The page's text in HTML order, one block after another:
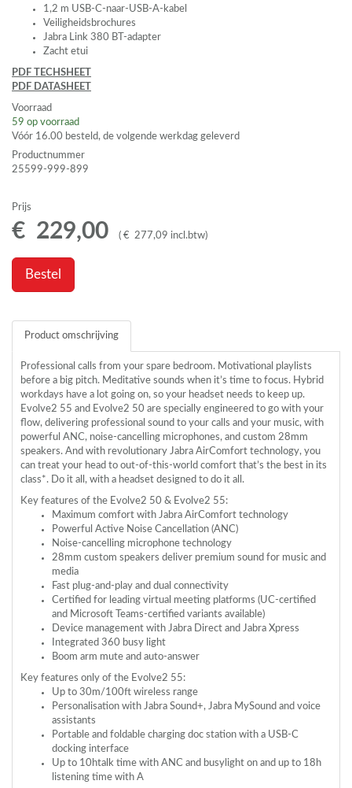
1,2 m USB-C-naar-USB-A-kabel
Veiligheidsbrochures
Jabra Link 380 BT-adapter
Zacht etui
PDF TECHSHEET
PDF DATASHEET
Voorraad
59 op voorraad
Vóór 16.00 besteld, de volgende werkdag geleverd
Productnummer
25599-999-899
Prijs
€ 229,00 ( € 277,09 incl.btw)
Bestel
Product omschrijving
Professional calls from your spare bedroom. Motivational playlists
before a big pitch. Meditative sounds when it’s time to focus. Hybrid
workdays have a lot going on, so your headset needs to keep up.
Evolve2 55 and Evolve2 50 are specially engineered to go with your
flow, delivering professional sound to your calls and your music, with
powerful ANC, noise-cancelling microphones, and custom 28mm
speakers. And with revolutionary Jabra AirComfort technology, you
can treat your head to out-of-this-world comfort that’s the best in its
class*. Do it all, with a headset designed to do it all.
Key features of the Evolve2 50 & Evolve2 55:
Maximum comfort with Jabra AirComfort technology
Powerful Active Noise Cancellation (ANC)
Noise-cancelling microphone technology
28mm custom speakers deliver premium sound for music and
media
Fast plug-and-play and dual connectivity
Certified for leading virtual meeting platforms (UC-certified
and Microsoft Teams-certified variants available)
Device management with Jabra Direct and Jabra Xpress
Integrated 360 busy light
Boom arm mute and auto-answer
Key features only of the Evolve2 55:
Up to 30m/100ft wireless range
Personalisation with Jabra Sound+, Jabra MySound and voice
assistants
Portable and foldable charging doc station with a USB-C
docking interface
Up to 10htalk time with ANC and busylight on and up to 18h
listening time with A